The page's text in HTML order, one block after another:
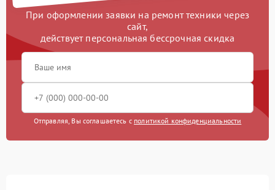
При оформлении заявки на ремонт техники через
сайт,
действует персональная бессрочная скидка
Отправляя, Вы соглашаетесь с политикой конфиденциальности